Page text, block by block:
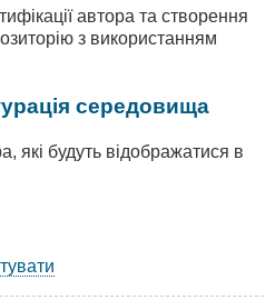
автора та створення
з використанням
середовища
які будуть відображатися в